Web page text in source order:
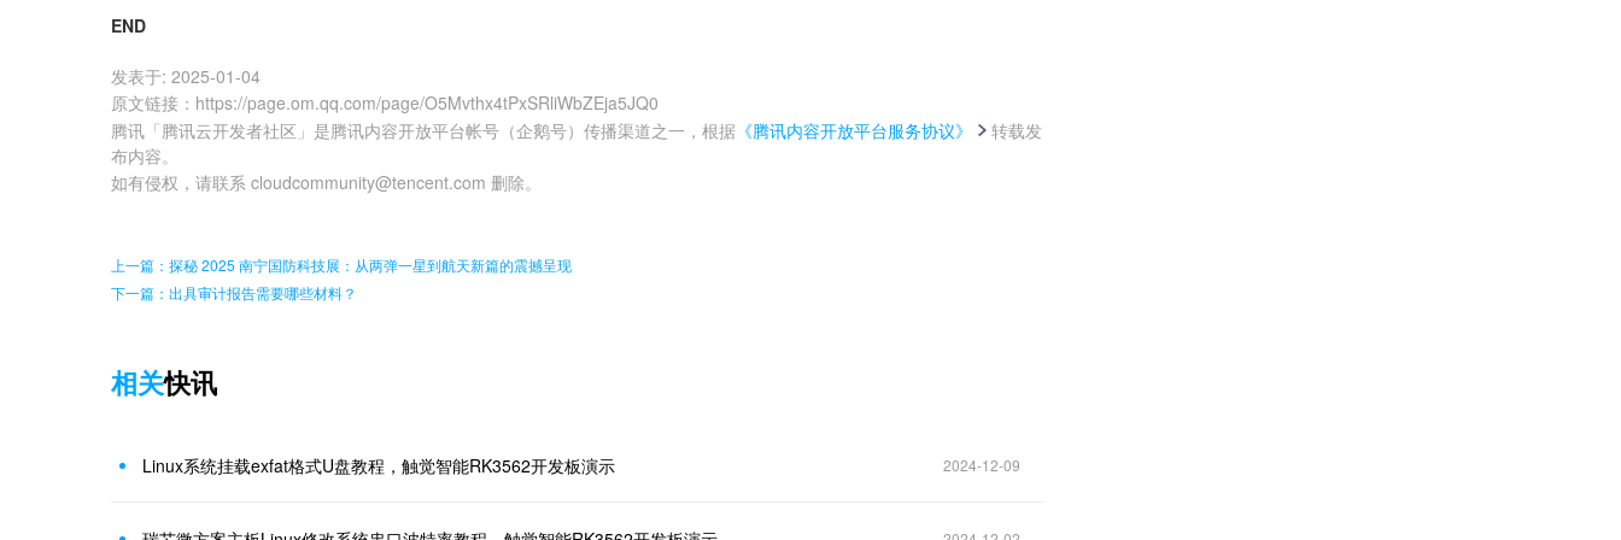
END
发表于: 2025-01-04
原文链接 ： https://page.om.qq.com/page/O5Mvthx4tPxSRliWbZEja5JQ0
腾讯「腾讯云开发者社区」是腾讯内容开放平台帐号（企鹅号）传播渠道之一，根据 《腾讯内容开放平台服务协议》
转载发
布内容。
如有侵权，请联系 cloudcommunity@tencent.com 删除。
上一篇：探秘 2025 南宁国防科技展：从两弹一星到航天新篇的震撼呈现
下一篇：出具审计报告需要哪些材料？
相关快讯
Linux系统挂载exfat格式U盘教程，触觉智能RK3562开发板演示 2024-12-09